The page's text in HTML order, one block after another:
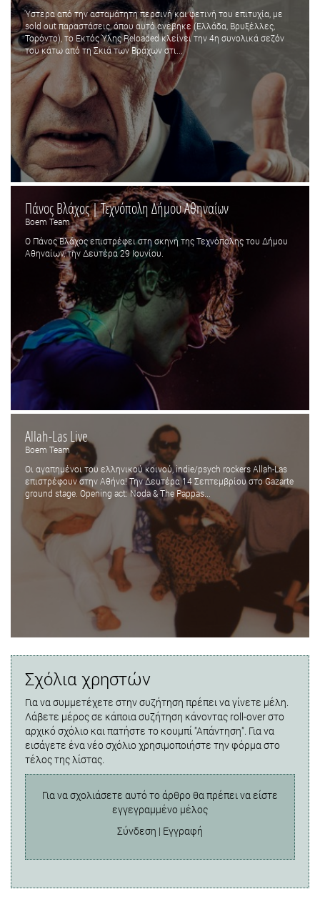
Ύστερα από την ασταμάτητη περσινή και φετινή του επιτυχία, με
sold out παραστάσεις, όπου αυτό ανέβηκε (Ελλάδα, Βρυξέλλες,
Τορόντο), το Εκτός Ύλης Reloaded κλείνει την 4η συνολικά σεζόν
του κάτω από τη Σκιά των Βράχων στι...
Πάνος Βλάχος | Τεχνόπολη Δήμου Αθηναίων
Boem Team
Ο Πάνος Βλάχος επιστρέφει στη σκηνή της Τεχνόπολης του Δήμου
Αθηναίων, την Δευτέρα 29 Ιουνίου.
Allah-Las Live
Boem Team
Οι αγαπημένοι του ελληνικού κοινού, indie/psych rockers Allah-Las
επιστρέφουν στην Αθήνα! Την Δευτέρα 14 Σεπτεμβρίου στο Gazarte
ground stage. Opening act: Noda & The Pappas...
Σχόλια χρηστών
Για να συμμετέχετε στην συζήτηση πρέπει να γίνετε μέλη.
Λάβετε μέρος σε κάποια συζήτηση κάνοντας roll-over στο
αρχικό σχόλιο και πατήστε το κουμπί "Απάντηση". Για να
εισάγετε ένα νέο σχόλιο χρησιμοποιήστε την φόρμα στο
τέλος της λίστας.
Για να σχολιάσετε αυτό το άρθρο θα πρέπει να είστε
εγγεγραμμένο μέλος
Σύνδεση | Εγγραφή